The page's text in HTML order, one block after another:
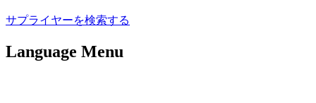
サプライヤーを検索する
Language Menu